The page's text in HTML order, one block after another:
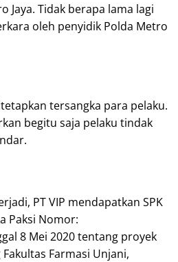
Jaya. Tidak berapa lama lagi
oleh penyidik Polda Metro
tersangka para pelaku.
begitu saja pelaku tindak
PT VIP mendapatkan SPK
Paksi Nomor:
8 Mei 2020 tentang proyek
Farmasi Unjani,